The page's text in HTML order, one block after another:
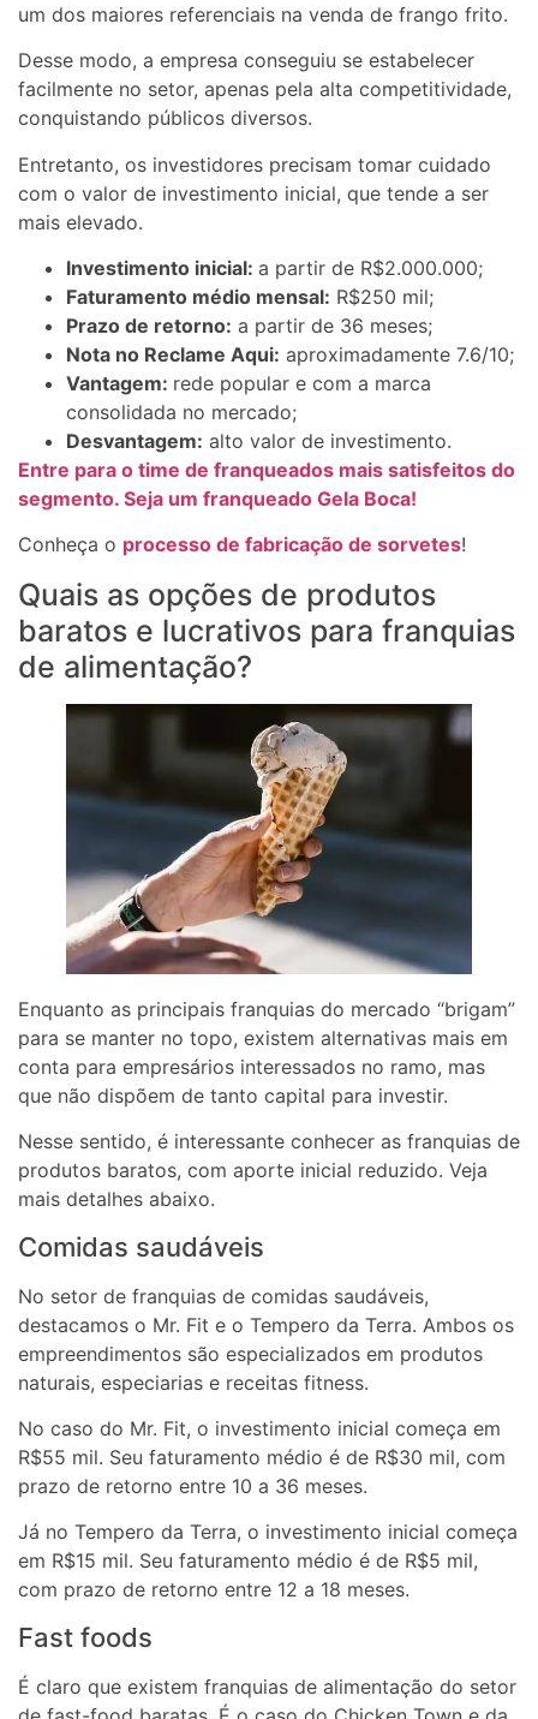
um dos maiores referenciais na venda de frango frito.
Desse modo, a empresa conseguiu se estabelecer
facilmente no setor, apenas pela alta competitividade,
conquistando públicos diversos.
Entretanto, os investidores precisam tomar cuidado
com o valor de investimento inicial, que tende a ser
mais elevado.
Investimento inicial: a partir de R$2.000.000;
Faturamento médio mensal: R$250 mil;
Prazo de retorno: a partir de 36 meses;
Nota no Reclame Aqui: aproximadamente 7.6/10;
Vantagem: rede popular e com a marca
consolidada no mercado;
Desvantagem: alto valor de investimento.
Entre para o time de franqueados mais satisfeitos do
segmento. Seja um franqueado Gela Boca!
Conheça o processo de fabricação de sorvetes!
Quais as opções de produtos
baratos e lucrativos para franquias
de alimentação?
Enquanto as principais franquias do mercado “brigam”
para se manter no topo, existem alternativas mais em
conta para empresários interessados no ramo, mas
que não dispõem de tanto capital para investir.
Nesse sentido, é interessante conhecer as franquias de
produtos baratos, com aporte inicial reduzido. Veja
mais detalhes abaixo.
Comidas saudáveis
No setor de franquias de comidas saudáveis,
destacamos o Mr. Fit e o Tempero da Terra. Ambos os
empreendimentos são especializados em produtos
naturais, especiarias e receitas fitness.
No caso do Mr. Fit, o investimento inicial começa em
R$55 mil. Seu faturamento médio é de R$30 mil, com
prazo de retorno entre 10 a 36 meses.
Já no Tempero da Terra, o investimento inicial começa
em R$15 mil. Seu faturamento médio é de R$5 mil,
com prazo de retorno entre 12 a 18 meses.
Fast foods
É claro que existem franquias de alimentação do setor